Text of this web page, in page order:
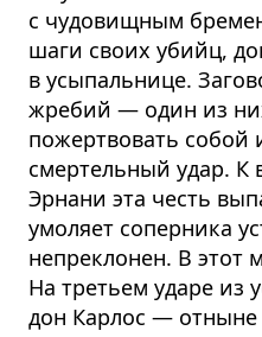
с чудовищным
шаги своих убийц,
в усыпальнице.
жребий — один из
пожертвовать собой
смертельный удар. К
Эрнани эта честь
умоляет соперника
непреклонен. В этот
На третьем ударе из
дон Карлос — отныне